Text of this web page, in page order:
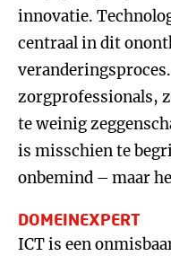
innovatie.
centraal in dit
zorgprofessionals,
te weinig
is misschien te
onbemind – maar
DOMEINEXPERT
ICT is een